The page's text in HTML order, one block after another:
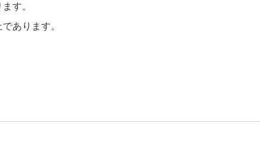
す。
あります。